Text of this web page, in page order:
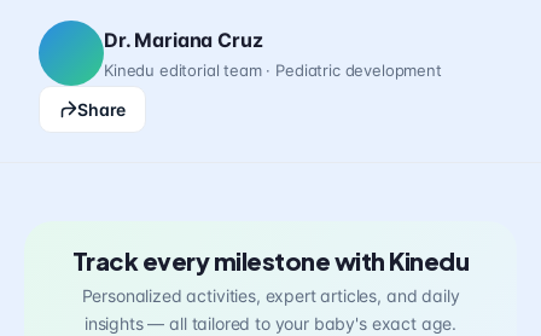
Dr. Mariana Cruz
Kinedu editorial team · Pediatric development
Share
Track every milestone with Kinedu
Personalized activities, expert articles, and daily
insights — all tailored to your baby's exact age.